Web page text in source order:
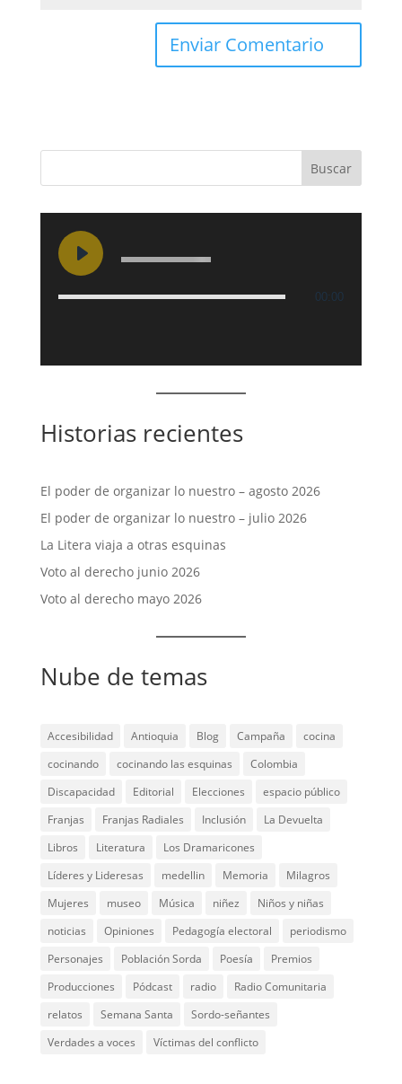
00:00
Historias recientes
El poder de organizar lo nuestro – agosto 2026
El poder de organizar lo nuestro – julio 2026
La Litera viaja a otras esquinas
Voto al derecho junio 2026
Voto al derecho mayo 2026
Nube de temas
Accesibilidad Antioquia Blog Campaña
cocina
cocinando
cocinando las esquinas
Colombia
Discapacidad
Editorial Elecciones
espacio público
Franjas
Franjas Radiales Inclusión
La Devuelta
Libros
Literatura
Los Dramaricones
Líderes y Lideresas
medellin Memoria
Milagros
Mujeres
museo Música niñez
Niños y niñas
noticias
Opiniones Pedagogía electoral
periodismo
Personajes
Población Sorda Poesía
Premios
Producciones
Pódcast radio
Radio Comunitaria
relatos
Semana Santa
Sordo-señantes
Verdades a voces
Víctimas del conflicto